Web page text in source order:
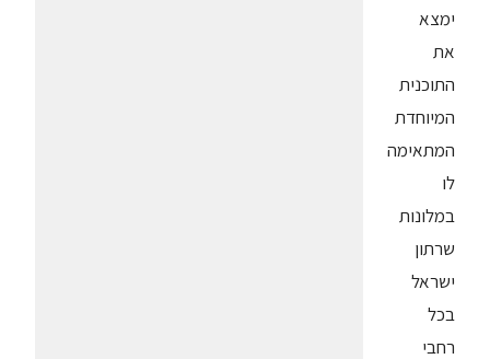
ימצא
את
התוכנית
המיוחדת
המתאימה
לו
במלונות
שרתון
ישראל
בכל
רחבי